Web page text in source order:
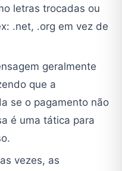
letras trocadas ou
.net, .org em vez de
geralmente
que a
se o pagamento não
é uma tática para
vezes, as